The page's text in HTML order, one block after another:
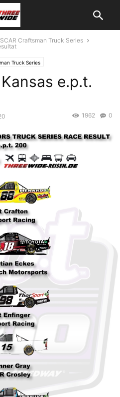
Craftsman Truck Series
Truck Series
e.p.t.
0
1962